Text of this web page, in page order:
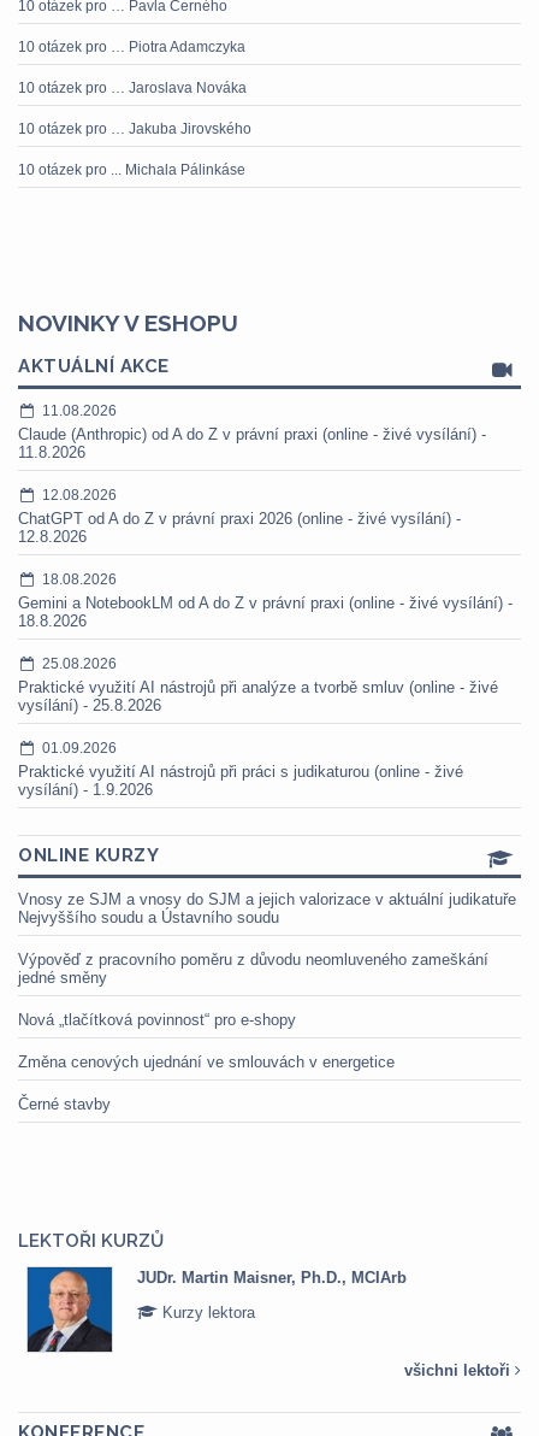
10 otázek pro … Pavla Černého
10 otázek pro … Piotra Adamczyka
10 otázek pro … Jaroslava Nováka
10 otázek pro … Jakuba Jirovského
10 otázek pro ... Michala Pálinkáse
NOVINKY V ESHOPU
AKTUÁLNÍ AKCE
11.08.2026
Claude (Anthropic) od A do Z v právní praxi (online - živé vysílání) -
11.8.2026
12.08.2026
ChatGPT od A do Z v právní praxi 2026 (online - živé vysílání) -
12.8.2026
18.08.2026
Gemini a NotebookLM od A do Z v právní praxi (online - živé vysílání) -
18.8.2026
25.08.2026
Praktické využití AI nástrojů při analýze a tvorbě smluv (online - živé
vysílání) - 25.8.2026
01.09.2026
Praktické využití AI nástrojů při práci s judikaturou (online - živé
vysílání) - 1.9.2026
ONLINE KURZY
Vnosy ze SJM a vnosy do SJM a jejich valorizace v aktuální judikatuře
Nejvyššího soudu a Ústavního soudu
Výpověď z pracovního poměru z důvodu neomluveného zameškání
jedné směny
Nová „tlačítková povinnost“ pro e-shopy
Změna cenových ujednání ve smlouvách v energetice
Černé stavby
LEKTOŘI KURZŮ
JUDr. Martin Maisner, Ph.D., MCIArb
Kurzy lektora
všichni lektoři